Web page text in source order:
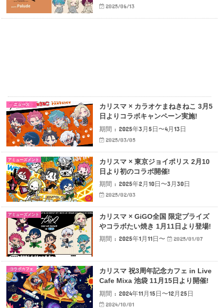
2025/06/13
ニュース
カリスマ × カラオケまねきねこ 3月5
日よりコラボキャンペーン実施!
期間 : 2025年3月5日〜4月13日
2025/03/05
アミューズメント
カリスマ × 東京ジョイポリス 2月10
日より初のコラボ開催!
期間 : 2025年2月10日〜3月30日
2025/02/03
アミューズメント
カリスマ × GiGO全国 限定プライズ
やコラボたい焼き 1月11日より登場!
期間 : 2025年1月11日〜
2025/01/07
コラボカフェ
カリスマ 祝3周年記念カフェ in Live
Cafe Mixa 池袋 11月15日より開催!
期間 : 2024年11月15日〜12月25日
2024/10/01